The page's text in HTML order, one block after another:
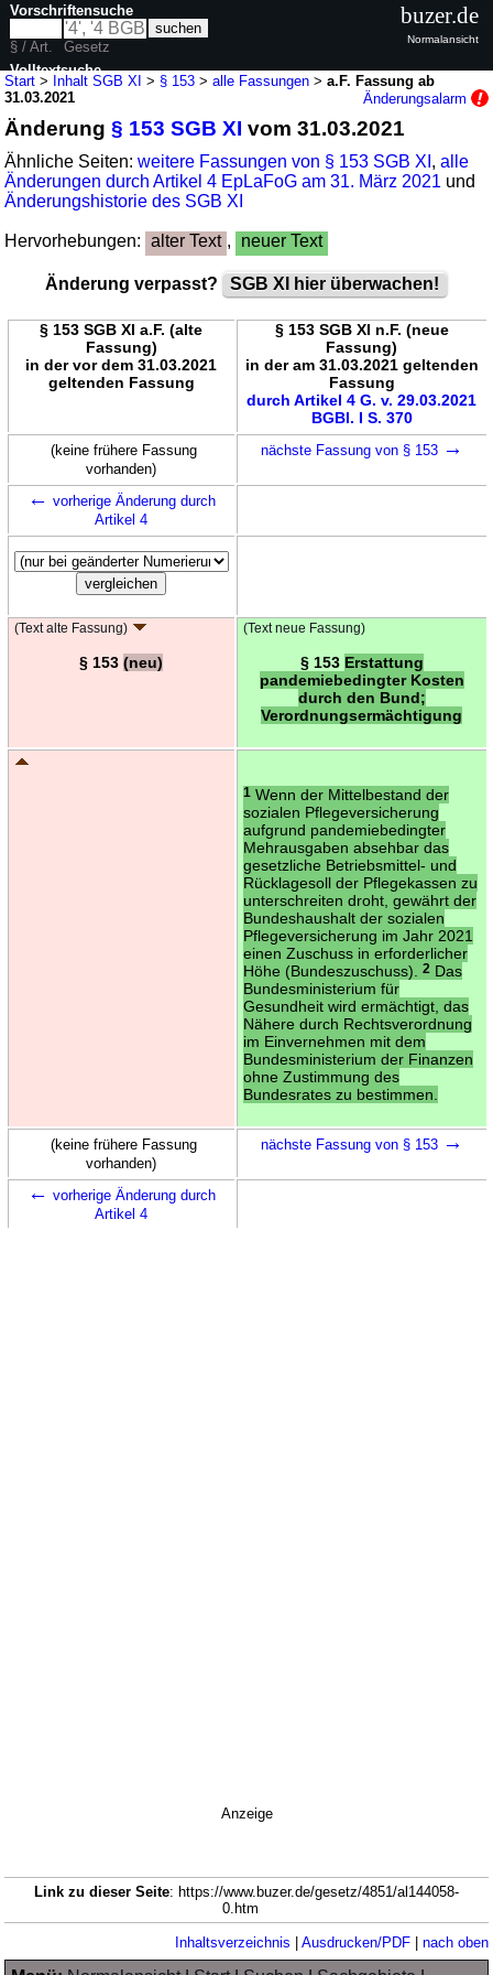
Start > Inhalt SGB XI > § 153 >alle Fassungen >a.F. Fassung ab
31.03.2021
Änderungsalarm
Änderung§ 153 SGB XI vom 31.03.2021
Ähnliche Seiten:weitere Fassungen von § 153 SGB XI ,alle
Änderungen durch Artikel 4 EpLaFoG am 31. März 2021 und
Änderungshistorie des SGB XI
Hervorhebungen: alter Text , neuer Text
Änderung verpasst? SGB XI hier überwachen!
§ 153 SGB XI a.F. (alte
Fassung)
in der vor dem 31.03.2021
geltenden Fassung
§ 153 SGB XI n.F. (neue
Fassung)
in der am 31.03.2021 geltenden
Fassung
durch Artikel 4 G. v. 29.03.2021
BGBl. I S. 370
(keine frühere Fassung
vorhanden)
nächste Fassung von § 153 →
← vorherige Änderung durch
Artikel 4
(Text alte Fassung)
§ 153 (neu)
(Text neue Fassung)
§ 153 Erstattung
pandemiebedingter Kosten
durch den Bund;
Verordnungsermächtigung
1Wenn der Mittelbestand der
sozialen Pflegeversicherung
aufgrund pandemiebedingter
Mehrausgaben absehbar das
gesetzliche Betriebsmittel- und
Rücklagesoll der Pflegekassen zu
unterschreiten droht, gewährt der
Bundeshaushalt der sozialen
Pflegeversicherung im Jahr 2021
einen Zuschuss in erforderlicher
Höhe (Bundeszuschuss).
2Das
Bundesministerium für
Gesundheit wird ermächtigt, das
Nähere durch Rechtsverordnung
im Einvernehmen mit dem
Bundesministerium der Finanzen
ohne Zustimmung des
Bundesrates zu bestimmen.
(keine frühere Fassung
vorhanden)
nächste Fassung von § 153 →
← vorherige Änderung durch
Artikel 4
Vorschriftensuche
§ / Art.
Gesetz
Volltextsuche
buzer.de
Normalansicht
Anzeige
Link zu dieser Seite: https://www.buzer.de/gesetz/4851/al144058-
0.htm
Inhaltsverzeichnis | Ausdrucken/PDF| nach oben